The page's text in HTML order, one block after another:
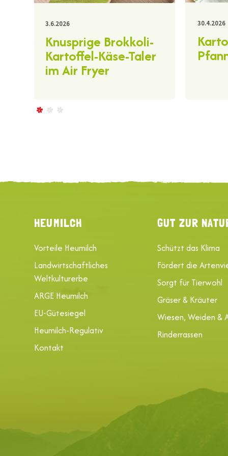
3.6.2026
Knusprige Brokkoli-
Kartoffel-Käse-Taler
im Air Fryer
30.4.2026
HEUMILCH
Vorteile Heumilch
Landwirtschaftliches
Weltkulturerbe
ARGE Heumilch
EU-Gütesiegel
Heumilch-Regulativ
Kontakt
GUT ZUR
Schützt das Klima
Fördert die
Sorgt für Tierwohl
Gräser & Kräuter
Wiesen, Weiden &
Rinderrassen